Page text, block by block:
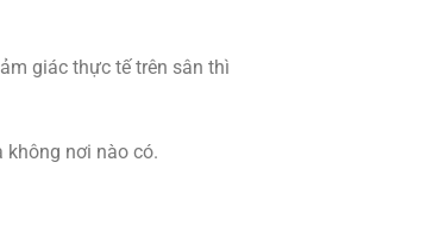
giác thực tế trên sân thì
không nơi nào có.